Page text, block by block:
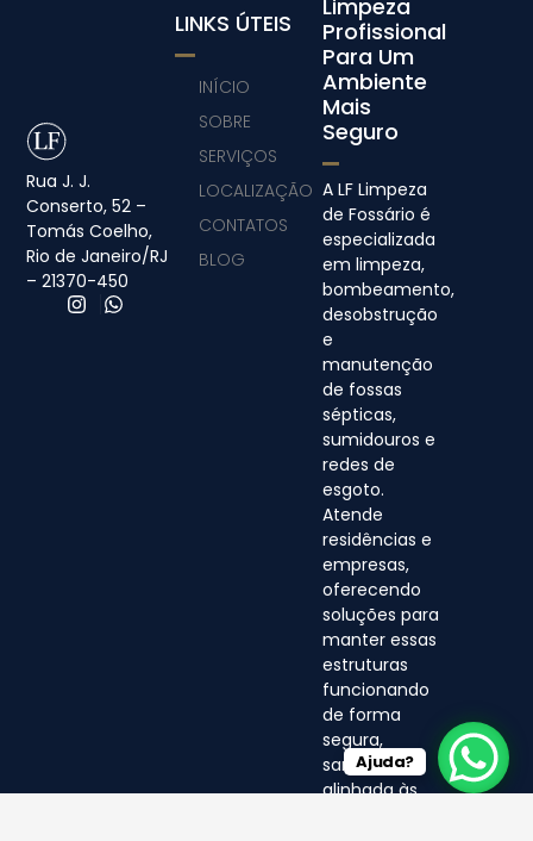
Rua J. J.
Conserto, 52 –
Tomás Coelho,
Rio de Janeiro/RJ
– 21370-450
Limpeza
Profissional
Para Um
Ambiente
Mais
Seguro
A LF Limpeza
de Fossário é
especializada
em limpeza,
bombeamento,
desobstrução
e
manutenção
de fossas
sépticas,
sumidouros e
redes de
esgoto.
Atende
residências e
empresas,
oferecendo
soluções para
manter essas
estruturas
funcionando
de forma
segura,
sanitária e
alinhada às
LINKS ÚTEIS
INÍCIO
SOBRE
SERVIÇOS
LOCALIZAÇÃO
CONTATOS
BLOG
Ajuda?